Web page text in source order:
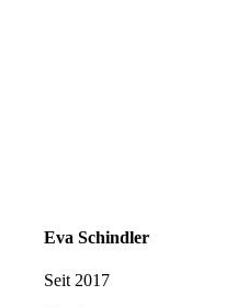
Eva Schindler
Seit 2017